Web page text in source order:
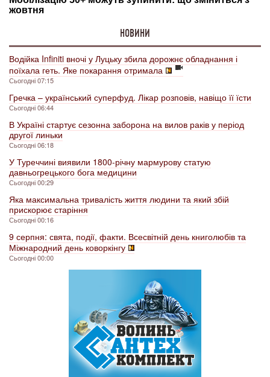
НОВИНИ
Водійка Infiniti вночі у Луцьку збила дорожнє обладнання і
поїхала геть. Яке покарання отримала
Сьогодні 07:15
Гречка – український суперфуд. Лікар розповів, навіщо її їсти
Сьогодні 06:44
В Україні стартує сезонна заборона на вилов раків у період
другої линьки
Сьогодні 06:18
У Туреччині виявили 1800-річну мармурову статую
давньогрецького бога медицини
Сьогодні 00:29
Яка максимальна тривалість життя людини та який збій
прискорює старіння
Сьогодні 00:16
9 серпня: свята, події, факти. Всесвітній день книголюбів та
Міжнародний день коворкінгу
Сьогодні 00:00